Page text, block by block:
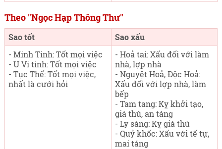
Theo "Ngọc Hạp Thông Thư"
Sao tốt
Sao xấu
- Minh Tinh: Tốt mọi việc
- U Vi tinh: Tốt mọi việc
- Tục Thế: Tốt mọi việc,
nhất là cưới hỏi
- Hoả tai: Xấu đối với làm
nhà, lợp nhà
- Nguyệt Hoả, Độc Hoả:
Xấu đối với lợp nhà, làm
bếp
- Tam tang: Kỵ khởi tạo,
giá thú, an táng
- Ly sàng: Kỵ giá thú
- Quỷ khốc: Xấu với tế tự,
mai táng